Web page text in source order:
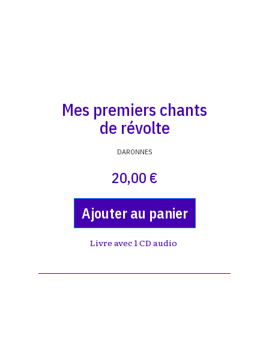
Mes premiers chants
de révolte
DARONNES
20,00 €
Ajouter au panier
Livre avec 1 CD audio